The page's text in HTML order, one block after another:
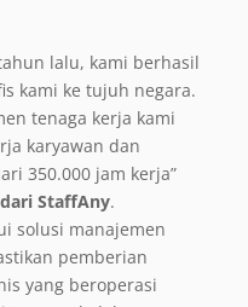
lalu, kami berhasil
kami ke tujuh negara.
tenaga kerja kami
karyawan dan
350.000 jam kerja”
StaffAny.
solusi manajemen
pemberian
yang beroperasi